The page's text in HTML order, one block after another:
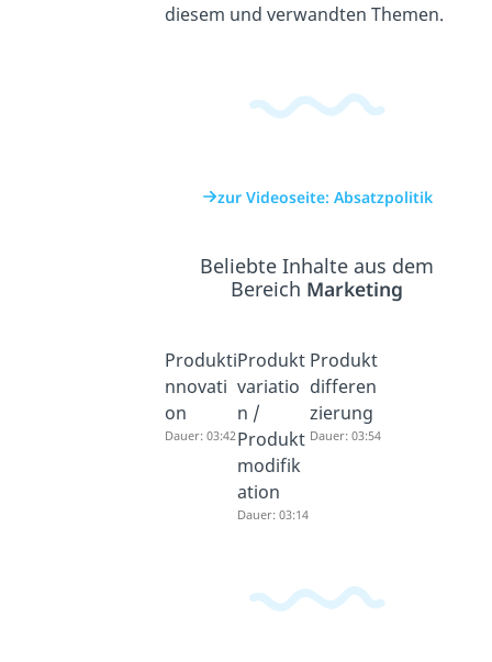
diesem und verwandten Themen.
zur Videoseite: Absatzpolitik
Beliebte Inhalte aus dem
Bereich Marketing
Produkti
nnovati
on
Dauer: 03:42
Produkt
variatio
n /
Produkt
modifik
ation
Dauer: 03:14
Produkt
differen
zierung
Dauer: 03:54